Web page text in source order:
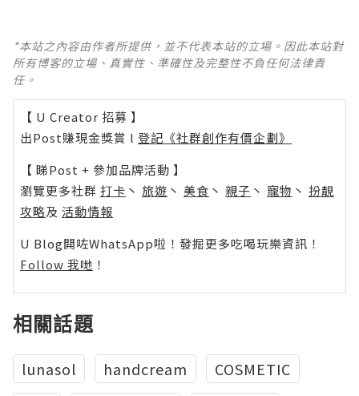
*本站之內容由作者所提供，並不代表本站的立場。因此本站對
所有博客的立場、真實性、準確性及完整性不負任何法律責
任。
【 U Creator 招募 】
出Post賺現金獎賞 l 登記《社群創作有價企劃》
【 睇Post + 參加品牌活動 】
瀏覽更多社群 打卡 丶 旅遊 丶 美食 丶 親子 丶 寵物 丶 扮靚
攻略及 活動情報
U Blog開咗WhatsApp啦！發掘更多吃喝玩樂資訊！
Follow 我哋 ！
相關話題
lunasol handcream
COSMETIC